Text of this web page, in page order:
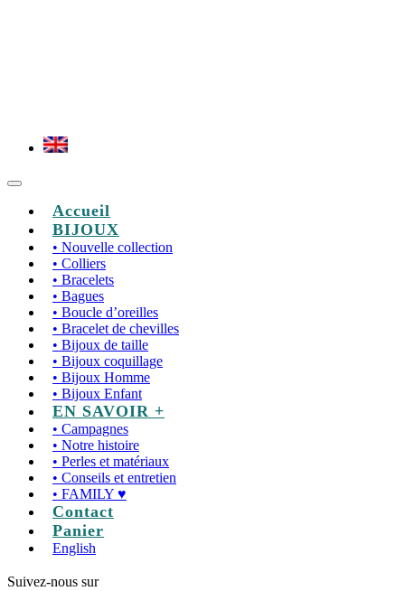
Accueil
BIJOUX
• Nouvelle collection
• Colliers
• Bracelets
• Bagues
• Boucle d’oreilles
• Bracelet de chevilles
• Bijoux de taille
• Bijoux coquillage
• Bijoux Homme
• Bijoux Enfant
EN SAVOIR +
• Campagnes
• Notre histoire
• Perles et matériaux
• Conseils et entretien
• FAMILY ♥
Contact
Panier
English
Suivez-nous sur